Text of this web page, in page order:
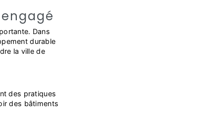
Dans
durable
la ville de
des pratiques
des bâtiments